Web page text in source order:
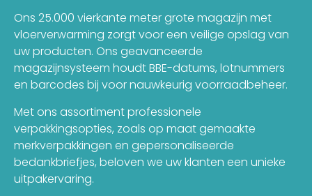
Ons 25.000 vierkante meter grote magazijn met
vloerverwarming zorgt voor een veilige opslag van
uw producten. Ons geavanceerde
magazijnsysteem houdt BBE-datums, lotnummers
en barcodes bij voor nauwkeurig voorraadbeheer.
Met ons assortiment professionele
verpakkingsopties, zoals op maat gemaakte
merkverpakkingen en gepersonaliseerde
bedankbriefjes, beloven we uw klanten een unieke
uitpakervaring.